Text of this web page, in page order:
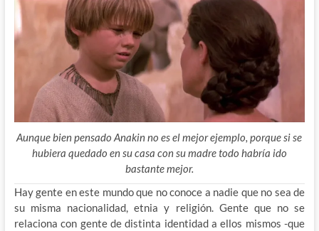
Aunque bien pensado Anakin no es el mejor ejemplo, porque si se
hubiera quedado en su casa con su madre todo habría ido
bastante mejor.
Hay gente en este mundo que no conoce a nadie que no sea de
su misma nacionalidad, etnia y religión. Gente que no se
relaciona con gente de distinta identidad a ellos mismos -que